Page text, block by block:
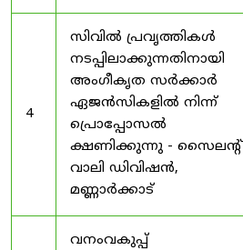
4
സിവിൽ പ്രവൃത്തികൾ
നടപ്പിലാക്കുന്നതിനായി
അംഗീകൃത സർക്കാർ
ഏജൻസികളിൽ നിന്ന്
പ്രൊപ്പോസൽ
ക്ഷണിക്കുന്നു - സൈലന്റ്
വാലി ഡിവിഷൻ,
മണ്ണാർക്കാട്
വനംവകുപ്പ്